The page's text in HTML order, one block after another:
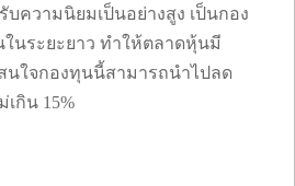
บความนิยมเป็นอย่างสูง เป็นกอง
นระยะยาว ทำให้ตลาดหุ้นมี
ใจกองทุนนี้สามารถนำไปลด
กิน 15%